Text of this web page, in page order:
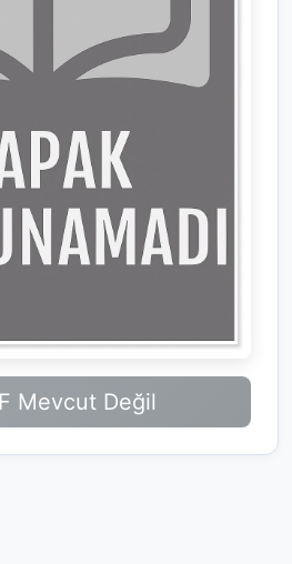
PDF Mevcut Değil